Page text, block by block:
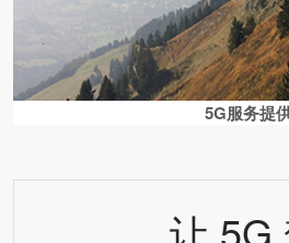
5G服务提
让 5G